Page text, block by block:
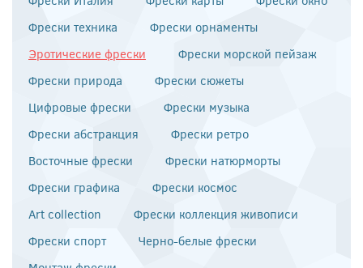
Фрески техника
Фрески орнаменты
Эротические фрески
Фрески морской пейзаж
Фрески природа
Фрески сюжеты
Цифровые фрески
Фрески музыка
Фрески абстракция
Фрески ретро
Восточные фрески
Фрески натюрморты
Фрески графика
Фрески космос
Art collection
Фрески коллекция живописи
Фрески спорт
Черно-белые фрески